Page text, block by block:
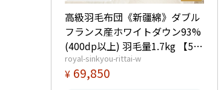
高級羽毛布団《新疆綿》ダブル
フランス産ホワイトダウン93%
(400dp以上) 羽毛量1.7kg 【5つ
星ロイヤルゴールド取得】【グ
ッドふとんマーク取得】
royal-sinkyou-rittai-w
¥ 69,850